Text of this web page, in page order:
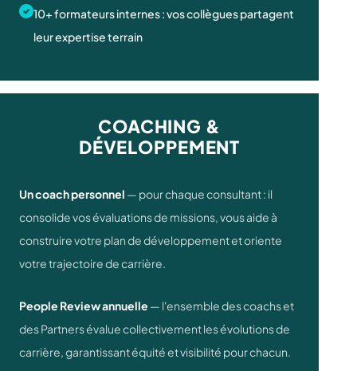
10+ formateurs internes : vos collègues partagent
leur expertise terrain
COACHING &
DÉVELOPPEMENT
Un coach personnel — pour chaque consultant : il
consolide vos évaluations de missions, vous aide à
construire votre plan de développement et oriente
votre trajectoire de carrière.
People Review annuelle — l'ensemble des coachs et
des Partners évalue collectivement les évolutions de
carrière, garantissant équité et visibilité pour chacun.